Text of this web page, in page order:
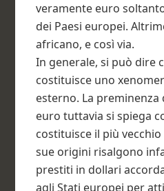
veramente euro
dei Paesi europei.
africano, e così via.
In generale, si può dire
costituisce uno
esterno. La preminenza
euro tuttavia si spiega
costituisce il più
sue origini risalgono
prestiti in dollari
agli Stati europei per